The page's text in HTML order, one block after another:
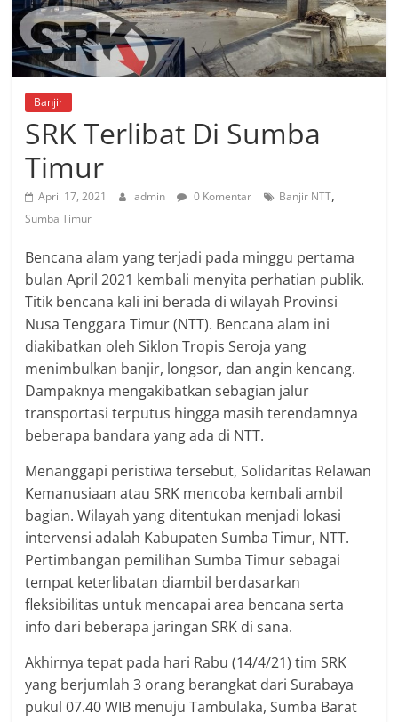
Banjir
SRK Terlibat Di Sumba
Timur
April 17, 2021 admin 0 Komentar Banjir NTT,
Sumba Timur
Bencana alam yang terjadi pada minggu pertama
bulan April 2021 kembali menyita perhatian publik.
Titik bencana kali ini berada di wilayah Provinsi
Nusa Tenggara Timur (NTT). Bencana alam ini
diakibatkan oleh Siklon Tropis Seroja yang
menimbulkan banjir, longsor, dan angin kencang.
Dampaknya mengakibatkan sebagian jalur
transportasi terputus hingga masih terendamnya
beberapa bandara yang ada di NTT.
Menanggapi peristiwa tersebut, Solidaritas Relawan
Kemanusiaan atau SRK mencoba kembali ambil
bagian. Wilayah yang ditentukan menjadi lokasi
intervensi adalah Kabupaten Sumba Timur, NTT.
Pertimbangan pemilihan Sumba Timur sebagai
tempat keterlibatan diambil berdasarkan
fleksibilitas untuk mencapai area bencana serta
info dari beberapa jaringan SRK di sana.
Akhirnya tepat pada hari Rabu (14/4/21) tim SRK
yang berjumlah 3 orang berangkat dari Surabaya
pukul 07.40 WIB menuju Tambulaka, Sumba Barat